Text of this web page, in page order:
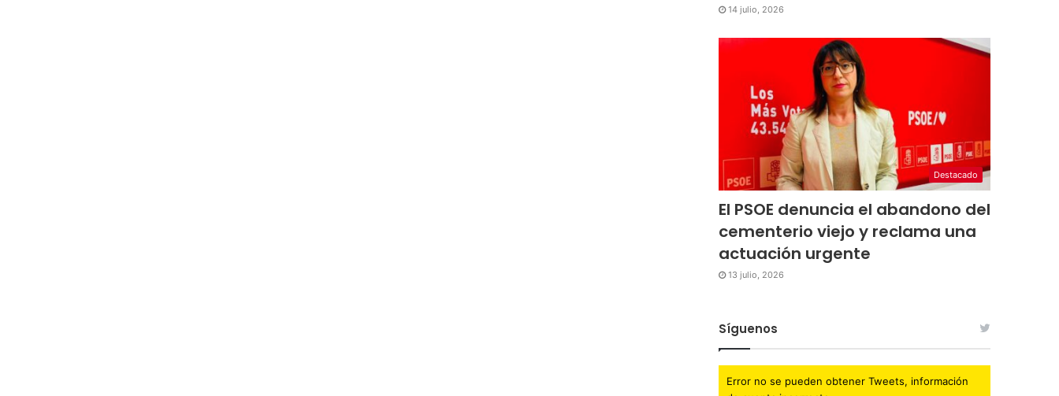
14 julio, 2026
Destacado
El PSOE denuncia el abandono del
cementerio viejo y reclama una
actuación urgente
13 julio, 2026
Síguenos
Error no se pueden obtener Tweets, información